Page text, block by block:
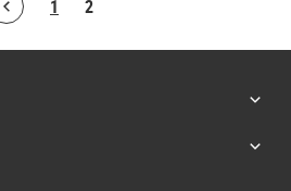
Bolton.ArticleList.PreviousPage 1 2